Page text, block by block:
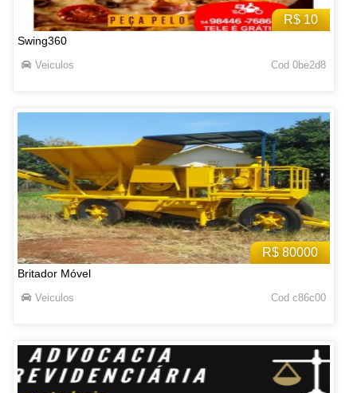
R$ 10
Swing360
Veiculos Cod 0be2d8
R$ 80000
Britador Móvel
Veiculos Cod c86c00